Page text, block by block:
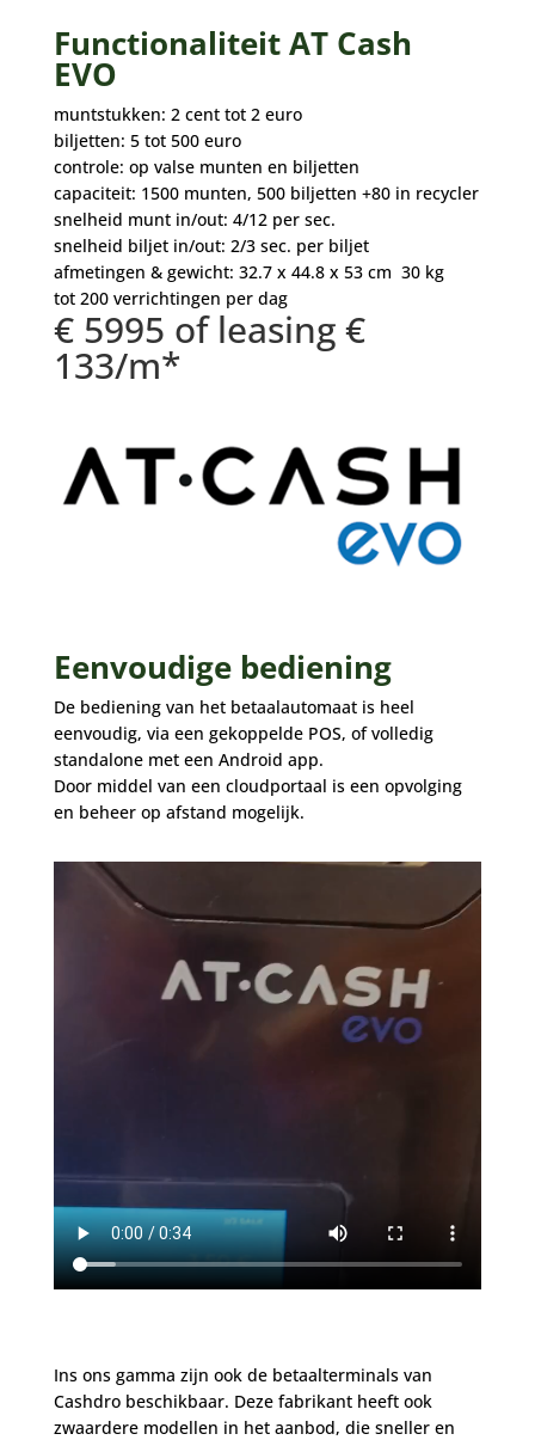
Functionaliteit AT Cash
EVO
muntstukken: 2 cent tot 2 euro
biljetten: 5 tot 500 euro
controle: op valse munten en biljetten
capaciteit: 1500 munten, 500 biljetten +80 in recycler
snelheid munt in/out: 4/12 per sec.
snelheid biljet in/out: 2/3 sec. per biljet
afmetingen & gewicht: 32.7 x 44.8 x 53 cm 30 kg
tot 200 verrichtingen per dag
€ 5995 of leasing €
133/m*
Eenvoudige bediening
De bediening van het betaalautomaat is heel
eenvoudig, via een gekoppelde POS, of volledig
standalone met een Android app.
Door middel van een cloudportaal is een opvolging
en beheer op afstand mogelijk.
Ins ons gamma zijn ook de betaalterminals van
Cashdro beschikbaar. Deze fabrikant heeft ook
zwaardere modellen in het aanbod, die sneller en